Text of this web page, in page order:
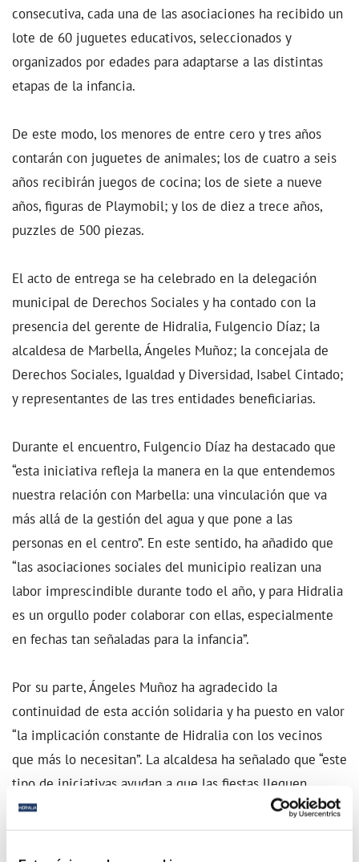
consecutiva, cada una de las asociaciones ha recibido un
lote de 60 juguetes educativos, seleccionados y
organizados por edades para adaptarse a las distintas
etapas de la infancia.
De este modo, los menores de entre cero y tres años
contarán con juguetes de animales; los de cuatro a seis
años recibirán juegos de cocina; los de siete a nueve
años, figuras de Playmobil; y los de diez a trece años,
puzzles de 500 piezas.
El acto de entrega se ha celebrado en la delegación
municipal de Derechos Sociales y ha contado con la
presencia del gerente de Hidralia, Fulgencio Díaz; la
alcaldesa de Marbella, Ángeles Muñoz; la concejala de
Derechos Sociales, Igualdad y Diversidad, Isabel Cintado;
y representantes de las tres entidades beneficiarias.
Durante el encuentro, Fulgencio Díaz ha destacado que
“esta iniciativa refleja la manera en la que entendemos
nuestra relación con Marbella: una vinculación que va
más allá de la gestión del agua y que pone a las
personas en el centro”. En este sentido, ha añadido que
“las asociaciones sociales del municipio realizan una
labor imprescindible durante todo el año, y para Hidralia
es un orgullo poder colaborar con ellas, especialmente
en fechas tan señaladas para la infancia”.
Por su parte, Ángeles Muñoz ha agradecido la
continuidad de esta acción solidaria y ha puesto en valor
“la implicación constante de Hidralia con los vecinos
que más lo necesitan”. La alcaldesa ha señalado que “este
tipo de iniciativas ayudan a que las fiestas lleguen
también a los hogares con mayores dificultades y
refuerzan el trabajo conjunto entre el Ayuntamiento y las
entidades sociales”.